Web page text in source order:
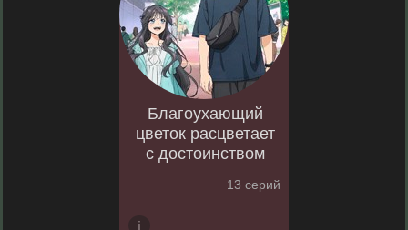
Благоухающий
цветок расцветает
с достоинством
13 серий